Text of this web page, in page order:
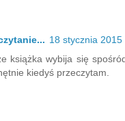
18 stycznia 2015
książka wybija się
kiedyś przeczytam.